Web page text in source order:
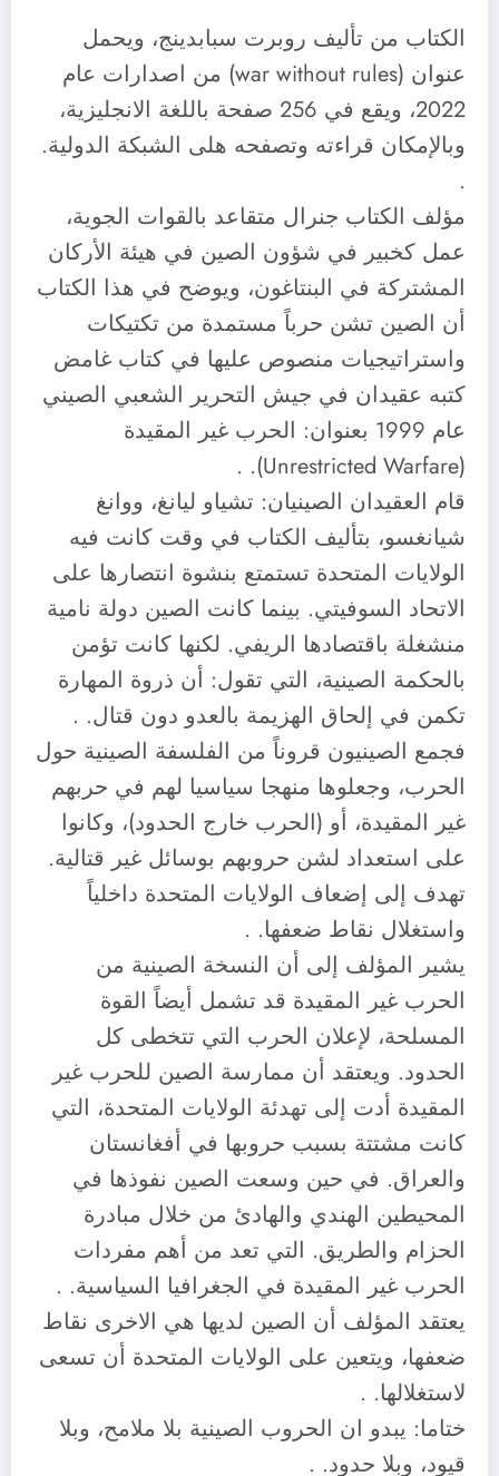
الكتاب من تأليف روبرت سبابدينج، ويحمل
عنوان (war without rules) من اصدارات عام
2022، ويقع في 256 صفحة باللغة الانجليزية،
وبالإمكان قراءته وتصفحه هلى الشبكة الدولية.
.
مؤلف الكتاب جنرال متقاعد بالقوات الجوية،
عمل كخبير في شؤون الصين في هيئة الأركان
المشتركة في البنتاغون، ويوضح في هذا الكتاب
أن الصين تشن حرباً مستمدة من تكتيكات
واستراتيجيات منصوص عليها في كتاب غامض
كتبه عقيدان في جيش التحرير الشعبي الصيني
عام 1999 بعنوان: الحرب غير المقيدة
(Unrestricted Warfare). .
قام العقيدان الصينيان: تشياو ليانغ، ووانغ
شيانغسو، بتأليف الكتاب في وقت كانت فيه
الولايات المتحدة تستمتع بنشوة انتصارها على
الاتحاد السوفيتي. بينما كانت الصين دولة نامية
منشغلة باقتصادها الريفي. لكنها كانت تؤمن
بالحكمة الصينية، التي تقول: أن ذروة المهارة
تكمن في إلحاق الهزيمة بالعدو دون قتال. .
فجمع الصينيون قروناً من الفلسفة الصينية حول
الحرب، وجعلوها منهجا سياسيا لهم في حربهم
غير المقيدة، أو (الحرب خارج الحدود)، وكانوا
على استعداد لشن حروبهم بوسائل غير قتالية.
تهدف إلى إضعاف الولايات المتحدة داخلياً
واستغلال نقاط ضعفها. .
يشير المؤلف إلى أن النسخة الصينية من
الحرب غير المقيدة قد تشمل أيضاً القوة
المسلحة، لإعلان الحرب التي تتخطى كل
الحدود. ويعتقد أن ممارسة الصين للحرب غير
المقيدة أدت إلى تهدئة الولايات المتحدة، التي
كانت مشتتة بسبب حروبها في أفغانستان
والعراق. في حين وسعت الصين نفوذها في
المحيطين الهندي والهادئ من خلال مبادرة
الحزام والطريق. التي تعد من أهم مفردات
الحرب غير المقيدة في الجغرافيا السياسية. .
يعتقد المؤلف أن الصين لديها هي الاخرى نقاط
ضعفها، ويتعين على الولايات المتحدة أن تسعى
لاستغلالها. .
ختاما: يبدو ان الحروب الصينية بلا ملامح، وبلا
قيود، وبلا حدود. .